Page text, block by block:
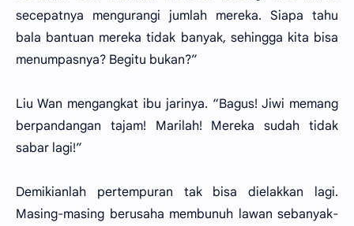
secepatnya mengurangi jumlah mereka. Siapa tahu
bala bantuan mereka tidak banyak, sehingga kita bisa
menumpasnya? Begitu bukan?”
Liu Wan mengangkat ibu jarinya. “Bagus! Jiwi memang
berpandangan tajam! Marilah! Mereka sudah tidak
sabar lagi!”
Demikianlah pertempuran tak bisa dielakkan lagi.
Masing-masing berusaha membunuh lawan sebanyak-